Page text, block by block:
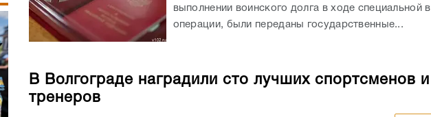
выполнении воинского долга в ходе специальной
операции, были переданы государственные...
В Волгограде наградили сто лучших спортсменов и
тренеров